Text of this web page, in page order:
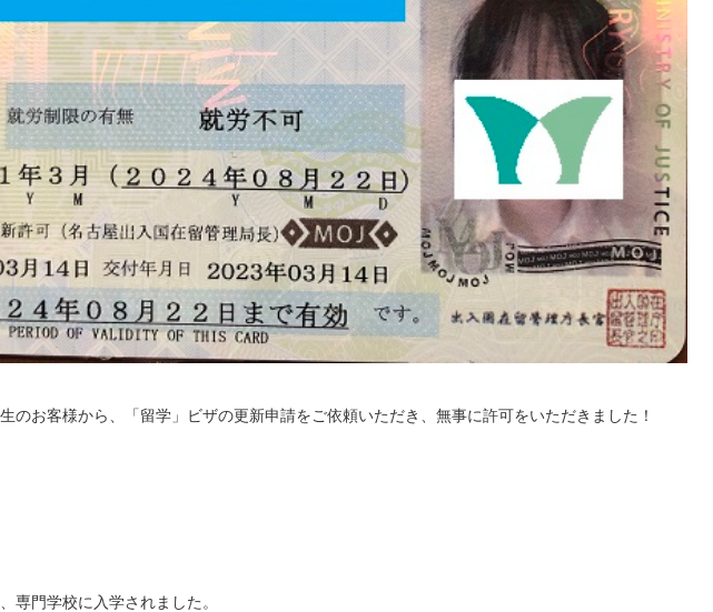
のお客様から、「留学」ビザの更新申請をご依頼いただき、無事に許可をいただきました！
専門学校に入学されました。